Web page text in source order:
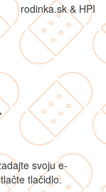
rodinka.sk & HPI
svoju e-
tlačidlo.